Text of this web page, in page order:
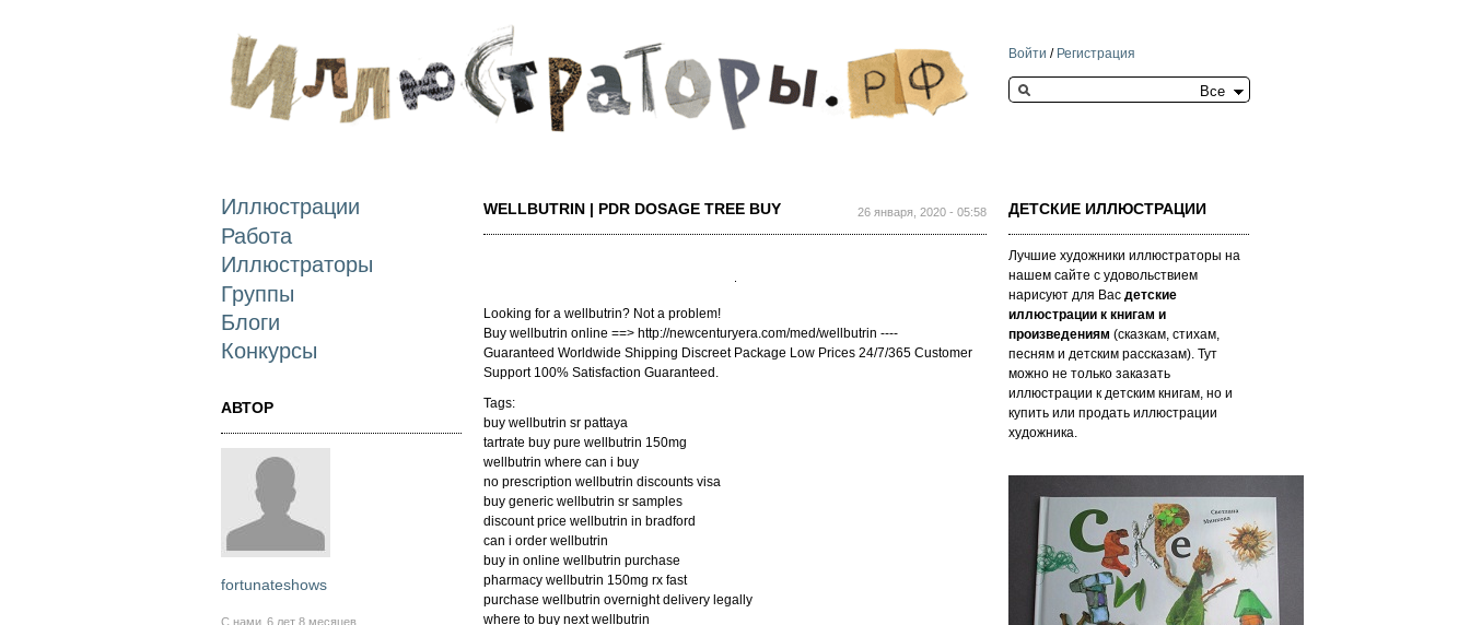
Войти / Регистрация
Search this site
Иллюстрации
Работа
Иллюстраторы
Группы
Блоги
Конкурсы
АВТОР
fortunateshows
С нами 6 лет 8 месяцев
26 января, 2020 - 05:58
WELLBUTRIN | PDR DOSAGE TREE BUY
Looking for a wellbutrin? Not a problem!
Buy wellbutrin online ==> http://newcenturyera.com/med/wellbutrin ----
Guaranteed Worldwide Shipping Discreet Package Low Prices 24/7/365 Customer
Support 100% Satisfaction Guaranteed.
Tags:
buy wellbutrin sr pattaya
tartrate buy pure wellbutrin 150mg
wellbutrin where can i buy
no prescription wellbutrin discounts visa
buy generic wellbutrin sr samples
discount price wellbutrin in bradford
can i order wellbutrin
buy in online wellbutrin purchase
pharmacy wellbutrin 150mg rx fast
purchase wellbutrin overnight delivery legally
where to buy next wellbutrin
ДЕТСКИЕ ИЛЛЮСТРАЦИИ
Лучшие художники иллюстраторы на
нашем сайте с удовольствием
нарисуют для Вас детские
иллюстрации к книгам и
произведениям (сказкам, стихам,
песням и детским рассказам). Тут
можно не только заказать
иллюстрации к детским книгам, но и
купить или продать иллюстрации
художника.